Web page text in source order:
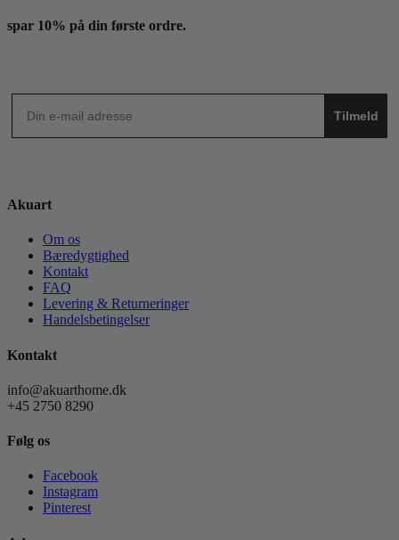
spar 10% på din første ordre.
Tilmeld
Akuart
Om os
Bæredygtighed
Kontakt
FAQ
Levering & Returneringer
Handelsbetingelser
Kontakt
info@akuarthome.dk
+45 2750 8290
Følg os
Facebook
Instagram
Pinterest